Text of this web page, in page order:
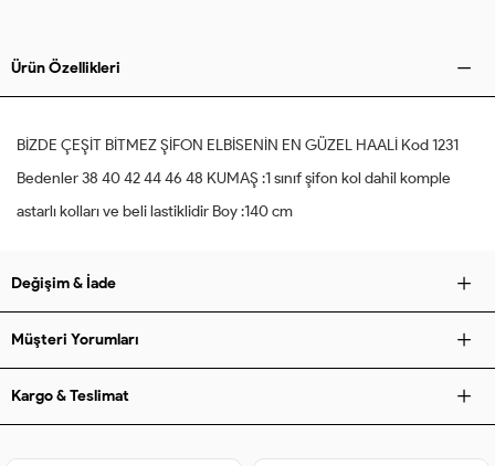
Ürün Özellikleri
BİZDE ÇEŞİT BİTMEZ ŞİFON ELBİSENİN EN GÜZEL HAALİ Kod 1231
Bedenler 38 40 42 44 46 48 KUMAŞ :1 sınıf şifon kol dahil komple
astarlı kolları ve beli lastiklidir Boy :140 cm
Değişim & İade
Müşteri Yorumları
Kargo & Teslimat